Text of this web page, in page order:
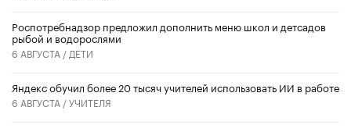
Роспотребнадзор предложил дополнить меню школ и детсадов
рыбой и водорослями
6 АВГУСТА / ДЕТИ
​Яндекс обучил более 20 тысяч учителей использовать ИИ в работе
6 АВГУСТА /УЧИТЕЛЯ